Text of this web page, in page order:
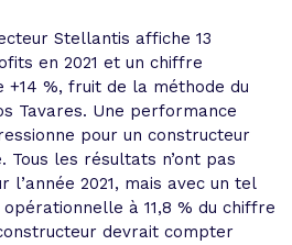
Stellantis affiche 13
en 2021 et un chiffre
+14 %, fruit de la méthode du
Tavares. Une performance
pour un constructeur
les résultats n’ont pas
2021, mais avec un tel
à 11,8 % du chiffre
devrait compter